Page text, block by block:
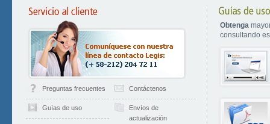
Preguntas frecuentes Contáctenos
Guías de uso
Envíos de
actualización
Obtenga
consultando